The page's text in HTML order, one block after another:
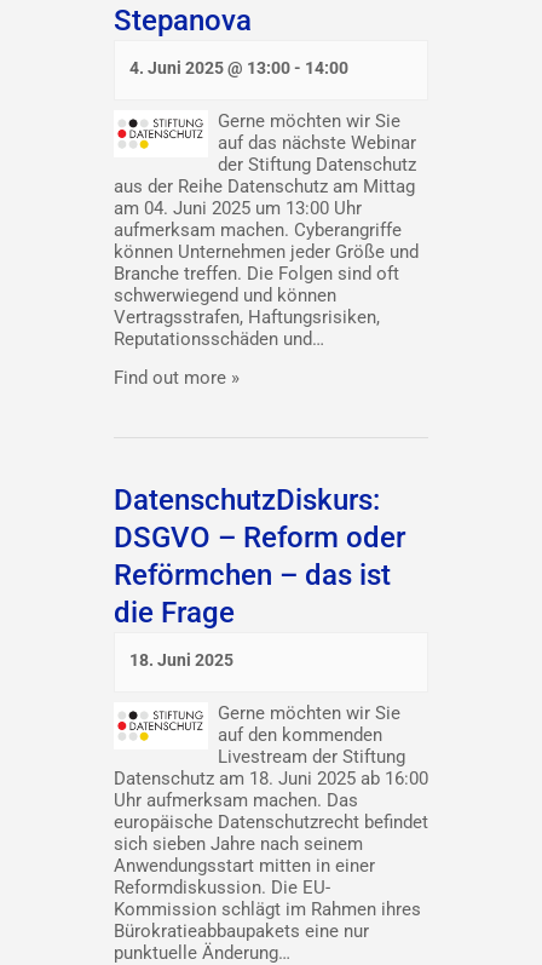
Stepanova
4. Juni 2025 @ 13:00- 14:00
Gerne möchten wir Sie
auf das nächste Webinar
der Stiftung Datenschutz
aus der Reihe Datenschutz am Mittag
am 04. Juni 2025 um 13:00 Uhr
aufmerksam machen. Cyberangriffe
können Unternehmen jeder Größe und
Branche treffen. Die Folgen sind oft
schwerwiegend und können
Vertragsstrafen, Haftungsrisiken,
Reputationsschäden und…
Find out more »
DatenschutzDiskurs:
DSGVO – Reform oder
Reförmchen – das ist
die Frage
18. Juni 2025
Gerne möchten wir Sie
auf den kommenden
Livestream der Stiftung
Datenschutz am 18. Juni 2025 ab 16:00
Uhr aufmerksam machen. Das
europäische Datenschutzrecht befindet
sich sieben Jahre nach seinem
Anwendungsstart mitten in einer
Reformdiskussion. Die EU-
Kommission schlägt im Rahmen ihres
Bürokratieabbaupakets eine nur
punktuelle Änderung…